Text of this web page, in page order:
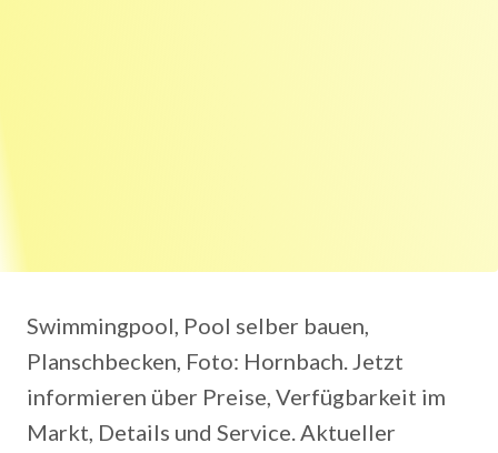
Swimmingpool, Pool selber bauen,
Planschbecken, Foto: Hornbach. Jetzt
informieren über Preise, Verfügbarkeit im
Markt, Details und Service. Aktueller